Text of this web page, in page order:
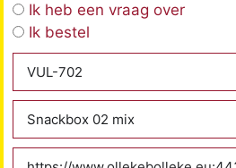
Ik heb een vraag over
Ik bestel